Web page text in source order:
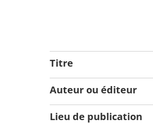
Titre
Auteur ou éditeur
Lieu de publication